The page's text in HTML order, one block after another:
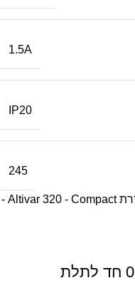
1.5A
IP20
245